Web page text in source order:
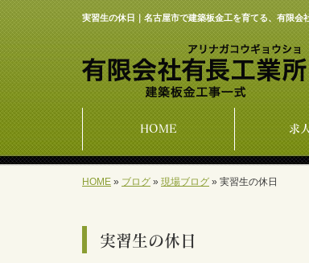
実習生の休日｜名古屋市で建築板金工を育てる、有限会
HOME 求
HOME » ブログ » 現場ブログ » 実習生の休日
実習生の休日